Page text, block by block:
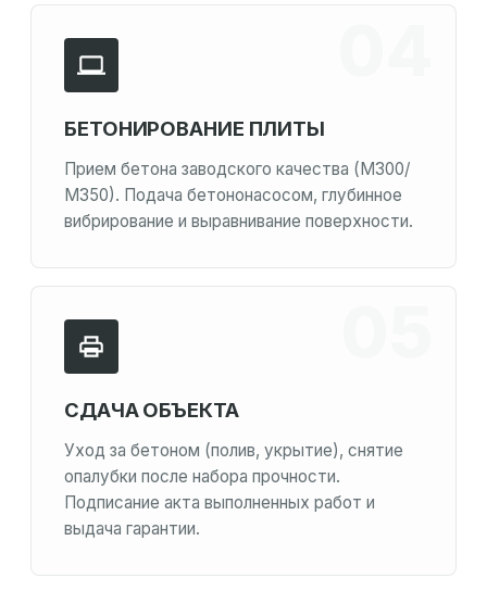
БЕТОНИРОВАНИЕ ПЛИТЫ
Прием бетона заводского качества (М300/
М350). Подача бетононасосом, глубинное
вибрирование и выравнивание поверхности.
СДАЧА ОБЪЕКТА
Уход за бетоном (полив, укрытие), снятие
опалубки после набора прочности.
Подписание акта выполненных работ и
выдача гарантии.